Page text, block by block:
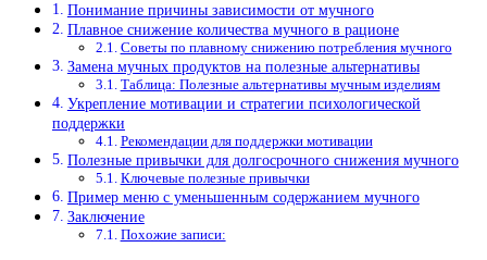
Понимание причины зависимости от мучного
Плавное снижение количества мучного в рационе
Советы по плавному снижению потребления мучного
Замена мучных продуктов на полезные альтернативы
Таблица: Полезные альтернативы мучным изделиям
Укрепление мотивации и стратегии психологической
поддержки
Рекомендации для поддержки мотивации
Полезные привычки для долгосрочного снижения мучного
Ключевые полезные привычки
Пример меню с уменьшенным содержанием мучного
Заключение
Похожие записи: